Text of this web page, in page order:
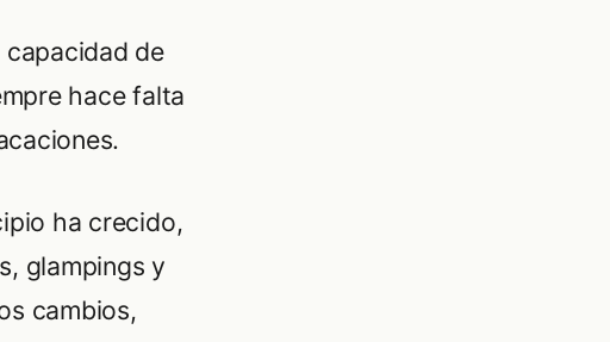
capacidad de
hace falta
ha crecido,
glampings y
cambios,